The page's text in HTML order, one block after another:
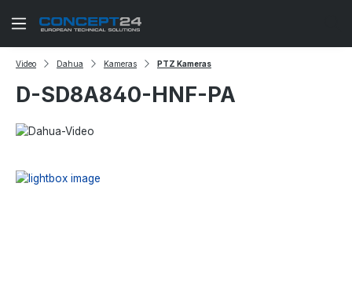
Zum Hauptinhalt springen
Video Dahua Kameras PTZ Kameras
D-SD8A840-HNF-PA